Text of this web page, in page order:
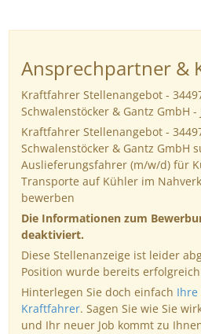
Ansprechpartner &
Kraftfahrer Stellenangebot -
Schwalenstöcker & Gantz GmbH -
Kraftfahrer Stellenangebot -
Schwalenstöcker & Gantz GmbH
Auslieferungsfahrer (m/w/d) für
Transporte auf Kühler im
bewerben
Die Informationen zum
deaktiviert.
Diese Stellenanzeige ist leider
Position wurde bereits
Hinterlegen Sie doch einfach Ihre
Kraftfahrer. Sagen Sie wie Sie
und Ihr neuer Job kommt zu